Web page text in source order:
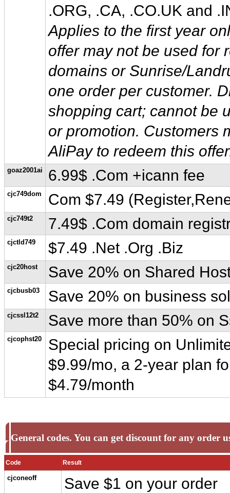
.ORG, .CA, .CO.UK and
Applies to the first year
offer may not be used for
domains or Sunrise/
one order per customer.
shopping cart; cannot be
or promotion. Customers
AliPay to redeem this
goaz2001ai 6.99$ .Com +icann fee
cjc749dom Com $7.49
cjc749t2 7.49$ .Com domain
cjctld749 $7.49 .Net .Org .Biz
cjc20host Save 20% on Shared
cjcbusb03 Save 20% on business
cjcssl12t2 Save more than 50% on
cjcophst20
Special pricing on
$9.99/mo, a 2-year plan
$4.79/month
General codes. You can get discount for any order
Code Result
cjconeoff Save $1 on your order